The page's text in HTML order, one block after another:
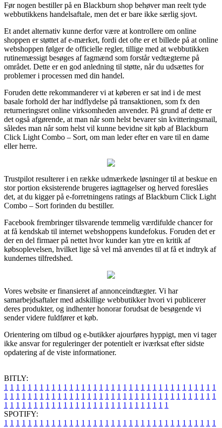
Før nogen bestiller på en Blackburn shop behøver man reelt tyde
webbutikkens handelsaftale, men det er bare ikke særlig sjovt.
Et andet alternativ kunne derfor være at kontrollere om online
shoppen er støttet af e-mærket, fordi det ofte er et billede på at online
webshoppen følger de officielle regler, tillige med at webbutikken
rutinemæssigt besøges af fagmænd som forstår vedtægterne på
området. Dette er en god anledning til støtte, når du udsættes for
problemer i processen med din handel.
Foruden dette rekommanderer vi at køberen er sat ind i de mest
basale forhold der har indflydelse på transaktionen, som fx den
returneringsret online virksomheden anvender. På grund af dette er
det også afgørende, at man når som helst bevarer sin kvitteringsmail,
således man når som helst vil kunne bevidne sit køb af Blackburn
Click Light Combo – Sort, om man leder efter en vare til en dame
eller herre.
Trustpilot resulterer i en række udmærkede løsninger til at beskue en
stor portion eksisterende brugeres iagttagelser og herved foreslåes
det, at du kigger på e-forretningens ratings af Blackburn Click Light
Combo – Sort forinden du bestiller.
Facebook frembringer tilsvarende temmelig værdifulde chancer for
at få kendskab til internet webshoppens kundefokus. Foruden det er
der en del firmaer på nettet hvor kunder kan ytre en kritik af
købsoplevelsen, hvilket lige så vel må anvendes til at få et indtryk af
kundernes tilfredshed.
Vores website er finansieret af annonceindtægter. Vi har
samarbejdsaftaler med adskillige webbutikker hvori vi publicerer
deres produkter, og indhenter honorar forudsat de besøgende vi
sender videre fuldfører et køb.
Orientering om tilbud og e-butikker ajourføres hyppigt, men vi tager
ikke ansvar for reguleringer der potentielt er iværksat efter sidste
opdatering af de viste informationer.
BITLY:
1 1 1 1 1 1 1 1 1 1 1 1 1 1 1 1 1 1 1 1 1 1 1 1 1 1 1 1 1 1 1 1 1 1 1 1
1 1 1 1 1 1 1 1 1 1 1 1 1 1 1 1 1 1 1 1 1 1 1 1 1 1 1 1 1 1 1 1 1 1 1 1
1 1 1 1 1 1 1 1 1 1 1 1 1 1 1 1 1 1 1 1 1 1 1 1 1 1 1 1
SPOTIFY:
1 1 1 1 1 1 1 1 1 1 1 1 1 1 1 1 1 1 1 1 1 1 1 1 1 1 1 1 1 1 1 1 1 1 1 1